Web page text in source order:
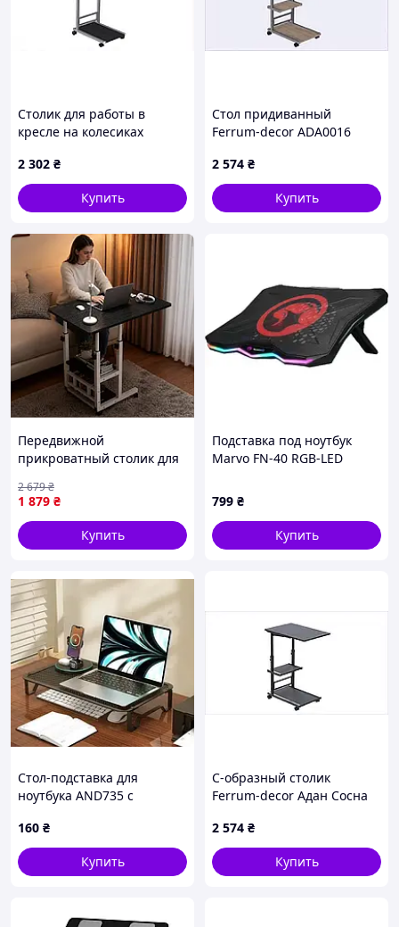
Столик для работы в
кресле на колесиках
2 302 ₴
Купить
Стол придиванный
Ferrum-decor ADA0016
K65160XB49
2 574 ₴
Купить
Передвижной
прикроватный столик для
/ Приставной стол на
колесиках
1 879 ₴
2 679₴
Купить
Подставка под ноутбук
Marvo FN-40 RGB-LED
799 ₴
Купить
Стол-подставка для
ноутбука AND735 с
поверхностью черный
OM227
160 ₴
Купить
С-образный столик
Ferrum-decor Адан Сосна
651B60P36
2 574 ₴
Купить